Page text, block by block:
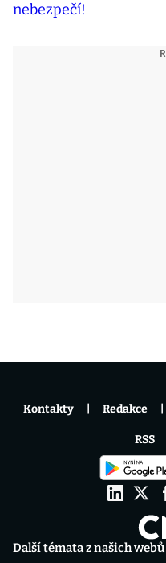
Další témata z našich webů
Kontakty Redakce
RSS